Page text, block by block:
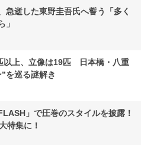
急逝した東野圭吾氏へ誓う「多く
」
以上、立像は19匹 日本橋・八重
を巡る謎解き
」で圧巻のスタイルを披露！
特集に！